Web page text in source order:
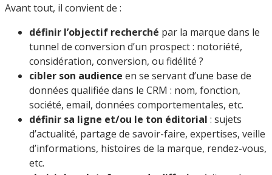
Avant tout, il convient de :
définir l’objectif recherché par la marque dans le
tunnel de conversion d’un prospect : notoriété,
considération, conversion, ou fidélité ?
cibler son audience en se servant d’une base de
données qualifiée dans le CRM : nom, fonction,
société, email, données comportementales, etc.
définir sa ligne et/ou le ton éditorial : sujets
d’actualité, partage de savoir-faire, expertises, veille
d’informations, histoires de la marque, rendez-vous,
etc.